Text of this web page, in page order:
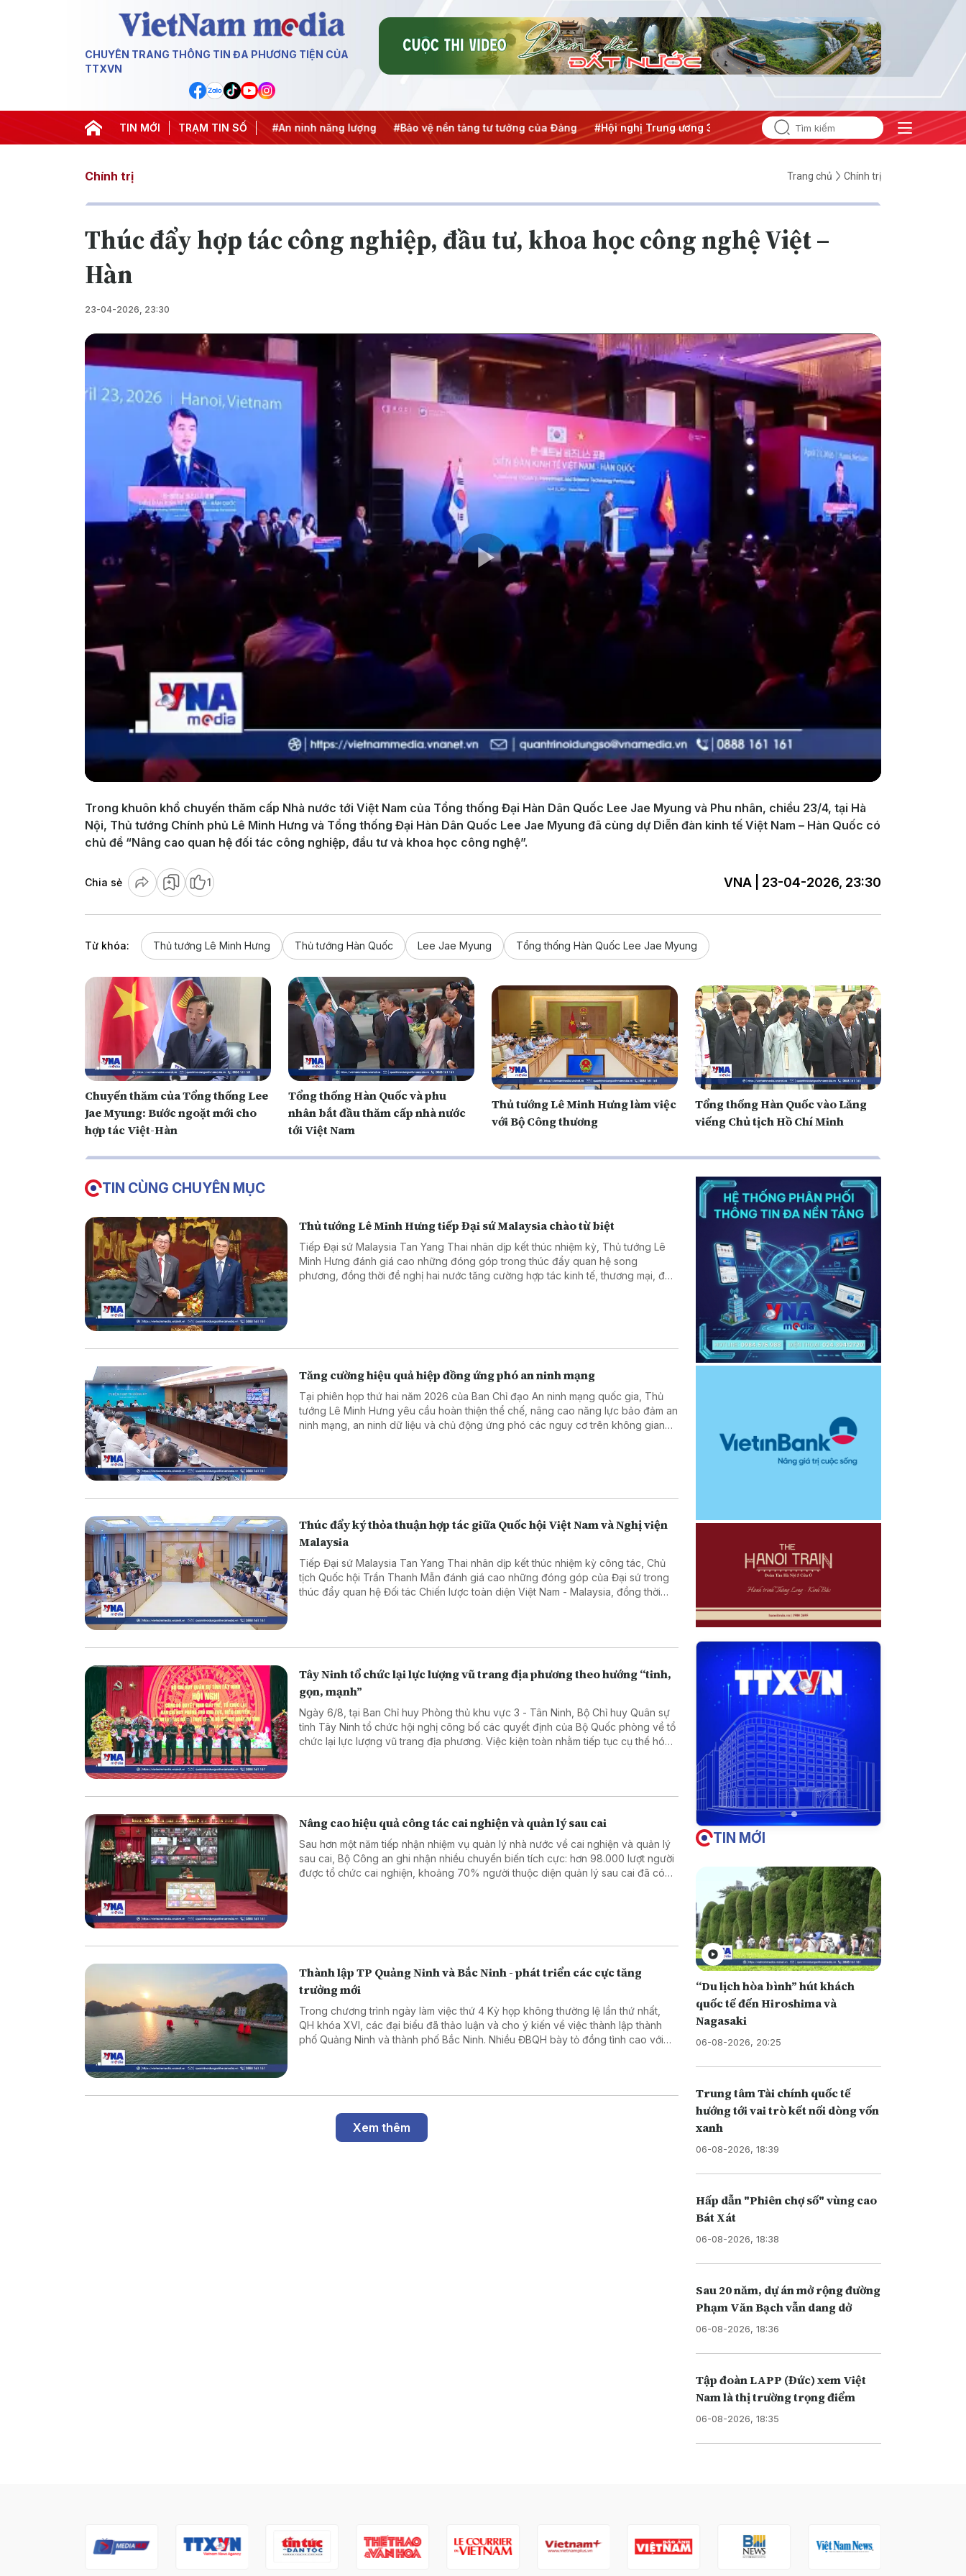
CHUYÊN TRANG THÔNG TIN ĐA PHƯƠNG TIỆN CỦA
TTXVN
TIN MỚI TRẠM TIN SỐ
khai thác IUU #Căng thẳng Trung Đông #An ninh năng lượng #Bảo vệ nền tảng tư tưởng của Đảng #Hội nghị Trung ương 3 #Đưa Nghị quyết thành hành động
Chính trị Trang chủ Chính trị
Thúc đẩy hợp tác công nghiệp, đầu tư, khoa học công nghệ Việt –
Hàn
23-04-2026, 23:30
Play
Video
Trong khuôn khổ chuyến thăm cấp Nhà nước tới Việt Nam của Tổng thống Đại Hàn Dân Quốc Lee Jae Myung và Phu nhân, chiều 23/4, tại Hà
Nội, Thủ tướng Chính phủ Lê Minh Hưng và Tổng thống Đại Hàn Dân Quốc Lee Jae Myung đã cùng dự Diễn đàn kinh tế Việt Nam – Hàn Quốc có
chủ đề “Nâng cao quan hệ đối tác công nghiệp, đầu tư và khoa học công nghệ”.
Chia sẻ 1 VNA | 23-04-2026, 23:30
Từ khóa: Thủ tướng Lê Minh Hưng Thủ tướng Hàn Quốc Lee Jae Myung Tổng thống Hàn Quốc Lee Jae Myung
Chuyến thăm của Tổng thống Lee
Jae Myung: Bước ngoặt mới cho
hợp tác Việt-Hàn
Tổng thống Hàn Quốc và phu
nhân bắt đầu thăm cấp nhà nước
tới Việt Nam
Thủ tướng Lê Minh Hưng làm việc
với Bộ Công thương
Tổng thống Hàn Quốc vào Lăng
viếng Chủ tịch Hồ Chí Minh
TIN CÙNG CHUYÊN MỤC
Thủ tướng Lê Minh Hưng tiếp Đại sứ Malaysia chào từ biệt
Tiếp Đại sứ Malaysia Tan Yang Thai nhân dịp kết thúc nhiệm kỳ, Thủ tướng Lê
Minh Hưng đánh giá cao những đóng góp trong thúc đẩy quan hệ song
phương, đồng thời đề nghị hai nước tăng cường hợp tác kinh tế, thương mại, đầu
Tăng cường hiệu quả hiệp đồng ứng phó an ninh mạng
Tại phiên họp thứ hai năm 2026 của Ban Chỉ đạo An ninh mạng quốc gia, Thủ
tướng Lê Minh Hưng yêu cầu hoàn thiện thể chế, nâng cao năng lực bảo đảm an
ninh mạng, an ninh dữ liệu và chủ động ứng phó các nguy cơ trên không gian
Thúc đẩy ký thỏa thuận hợp tác giữa Quốc hội Việt Nam và Nghị viện
Malaysia
Tiếp Đại sứ Malaysia Tan Yang Thai nhân dịp kết thúc nhiệm kỳ công tác, Chủ
tịch Quốc hội Trần Thanh Mẫn đánh giá cao những đóng góp của Đại sứ trong
thúc đẩy quan hệ Đối tác Chiến lược toàn diện Việt Nam - Malaysia, đồng thời
Tây Ninh tổ chức lại lực lượng vũ trang địa phương theo hướng “tinh,
gọn, mạnh”
Ngày 6/8, tại Ban Chỉ huy Phòng thủ khu vực 3 - Tân Ninh, Bộ Chỉ huy Quân sự
tỉnh Tây Ninh tổ chức hội nghị công bố các quyết định của Bộ Quốc phòng về tổ
chức lại lực lượng vũ trang địa phương. Việc kiện toàn nhằm tiếp tục cụ thể hóa
Nâng cao hiệu quả công tác cai nghiện và quản lý sau cai
Sau hơn một năm tiếp nhận nhiệm vụ quản lý nhà nước về cai nghiện và quản lý
sau cai, Bộ Công an ghi nhận nhiều chuyển biến tích cực: hơn 98.000 lượt người
được tổ chức cai nghiện, khoảng 70% người thuộc diện quản lý sau cai đã có
Thành lập TP Quảng Ninh và Bắc Ninh - phát triển các cực tăng
trưởng mới
Trong chương trình ngày làm việc thứ 4 Kỳ họp không thường lệ lần thứ nhất,
QH khóa XVI, các đại biểu đã thảo luận và cho ý kiến về việc thành lập thành
phố Quảng Ninh và thành phố Bắc Ninh. Nhiều ĐBQH bày tỏ đồng tình cao với
Xem thêm
TIN MỚI
“Du lịch hòa bình” hút khách
quốc tế đến Hiroshima và
Nagasaki
06-08-2026, 20:25
Trung tâm Tài chính quốc tế
hướng tới vai trò kết nối dòng vốn
xanh
06-08-2026, 18:39
Hấp dẫn "Phiên chợ số" vùng cao
Bát Xát
06-08-2026, 18:38
Sau 20 năm, dự án mở rộng đường
Phạm Văn Bạch vẫn dang dở
06-08-2026, 18:36
Tập đoàn LAPP (Đức) xem Việt
Nam là thị trường trọng điểm
06-08-2026, 18:35